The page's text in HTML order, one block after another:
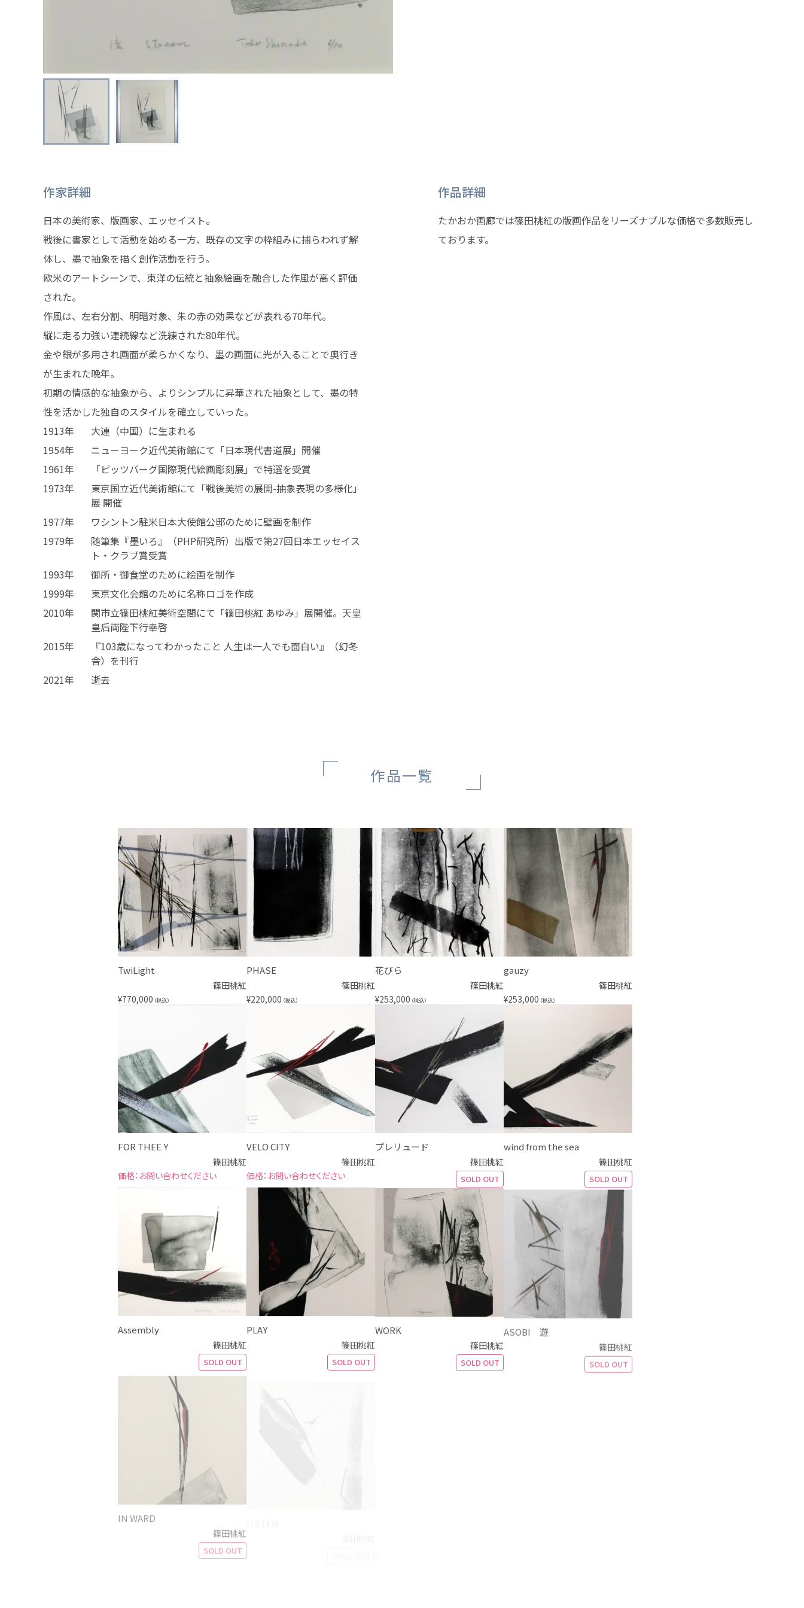
作家詳細
日本の美術家、版画家、エッセイスト。
戦後に書家として活動を始める一方、既存の文字の枠組みに捕らわれず解
体し、墨で抽象を描く創作活動を行う。
欧米のアートシーンで、東洋の伝統と抽象絵画を融合した作風が高く評価
された。
作風は、左右分割、明暗対象、朱の赤の効果などが表れる70年代。
縦に走る力強い連続線など洗練された80年代。
金や銀が多用され画面が柔らかくなり、墨の画面に光が入ることで奥行き
が生まれた晩年。
初期の情感的な抽象から、よりシンプルに昇華された抽象として、墨の特
性を活かした独自のスタイルを確立していった。
1913年
大連（中国）に生まれる
1954年
ニューヨーク近代美術館にて「日本現代書道展」開催
1961年
「ピッツバーグ国際現代絵画彫刻展」で特選を受賞
1973年
東京国立近代美術館にて「戦後美術の展開-抽象表現の多様化」
展 開催
1977年
ワシントン駐米日本大使館公邸のために壁画を制作
1979年
随筆集『墨いろ』（PHP研究所）出版で第27回日本エッセイス
ト・クラブ賞受賞
1993年
御所・御食堂のために絵画を制作
1999年
東京文化会館のために名称ロゴを作成
2010年
関市立篠田桃紅美術空間にて「篠田桃紅 あゆみ」展開催。天皇
皇后両陛下行幸啓
2015年
『103歳になってわかったこと 人生は一人でも面白い』（幻冬
舎）を刊行
2021年
逝去
作品詳細
たかおか画廊では篠田桃紅の版画作品をリーズナブルな価格で多数販売し
ております。
作品一覧
TwiLight
篠田桃紅
¥770,000 （税込）
PHASE
篠田桃紅
¥220,000 （税込）
花びら
篠田桃紅
¥253,000 （税込）
gauzy
篠田桃紅
¥253,000 （税込）
FOR THEE Y
篠田桃紅
お問い合わせください
VELO CITY
篠田桃紅
お問い合わせください
プレリュード
篠田桃紅
SOLD OUT
wind from the sea
篠田桃紅
SOLD OUT
Assembly
篠田桃紅
SOLD OUT
PLAY
篠田桃紅
SOLD OUT
WORK
篠田桃紅
SOLD OUT
ASOBI 遊
篠田桃紅
SOLD OUT
IN WARD
篠田桃紅
SOLD OUT